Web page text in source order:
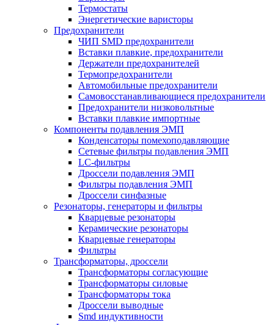
Термостаты
Энергетические варисторы
Предохранители
ЧИП SMD предохранители
Вставки плавкие, предохранители
Держатели предохранителей
Термопредохранители
Автомобильные предохранители
Самовосстанавливающиеся предохранители
Предохранители низковольтные
Вставки плавкие импортные
Компоненты подавления ЭМП
Конденсаторы помехоподавляющие
Сетевые фильтры подавления ЭМП
LC-фильтры
Дроссели подавления ЭМП
Фильтры подавления ЭМП
Дроссели синфазные
Резонаторы, генераторы и фильтры
Кварцевые резонаторы
Керамические резонаторы
Кварцевые генераторы
Фильтры
Трансформаторы, дроссели
Трансформаторы согласующие
Трансформаторы силовые
Трансформаторы тока
Дроссели выводные
Smd индуктивности